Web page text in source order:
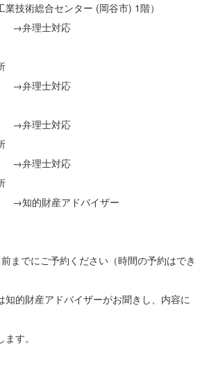
技術総合センター (岡谷市) 1階）
理士対応
理士対応
理士対応
理士対応
的財産アドバイザー
までにご予約ください（時間の予約はでき
的財産アドバイザーがお聞きし、内容に
す。